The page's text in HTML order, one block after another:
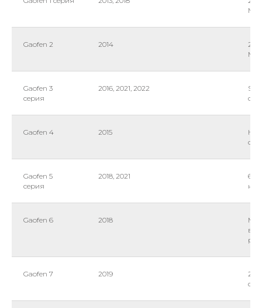
MS)
Gaofen 2 2014
2
MS
Gaofen 3
серия
2016, 2021, 2022
Gaofen 4 2015
HR
Gaofen 5
серия
2018, 2021
6
Gaofen 6 2018
Gaofen 7 2019
2